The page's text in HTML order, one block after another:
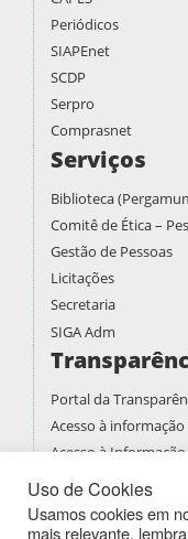
Periódicos
SIAPEnet
SCDP
Serpro
Comprasnet
Serviços
Biblioteca
Comitê de Ética –
Gestão de Pessoas
Licitações
Secretaria
SIGA Adm
Portal da
Acesso à informação
Acesso à
Prestação de contas
PPPI
Uso de Cookies
Usamos cookies em
mais relevante,